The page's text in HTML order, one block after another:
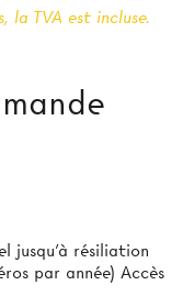
la TVA est incluse.
jusqu’à résiliation